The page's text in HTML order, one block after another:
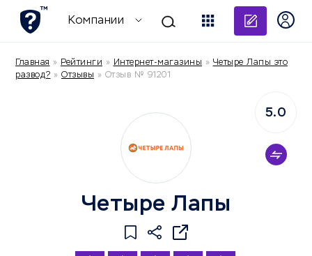
Компании
Главная » Рейтинги » Интернет-магазины » Четыре Лапы это
развод? » Отзывы » Отзыв № 91201
Четыре Лапы
5.0